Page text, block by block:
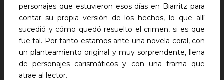
personajes que estuvieron esos días en Biarritz para
contar su propia versión de los hechos, lo que allí
sucedió y cómo quedó resuelto el crimen, si es que
fue tal. Por tanto estamos ante una novela coral, con
un planteamiento original y muy sorprendente, llena
de personajes carismáticos y con una trama que
atrae al lector.